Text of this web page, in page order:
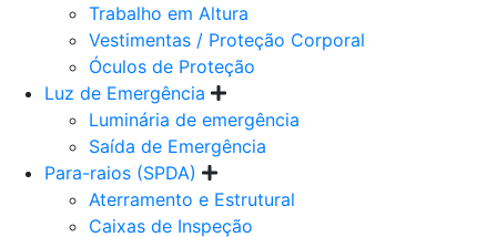
Trabalho em Altura
Vestimentas / Proteção Corporal
Óculos de Proteção
Luz de Emergência
Luminária de emergência
Saída de Emergência
Para-raios (SPDA)
Aterramento e Estrutural
Caixas de Inspeção